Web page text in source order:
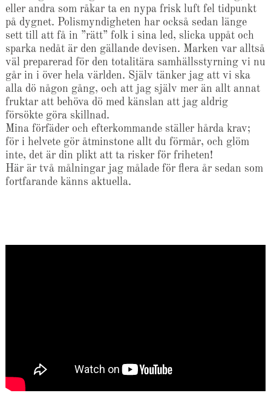
eller andra som råkar ta en nypa frisk luft fel tidpunkt
på dygnet. Polismyndigheten har också sedan länge
sett till att få in ”rätt” folk i sina led, slicka uppåt och
sparka nedåt är den gällande devisen. Marken var alltså
väl preparerad för den totalitära samhällsstyrning vi nu
går in i över hela världen. Själv tänker jag att vi ska
alla dö någon gång, och att jag själv mer än allt annat
fruktar att behöva dö med känslan att jag aldrig
försökte göra skillnad.
Mina förfäder och efterkommande ställer hårda krav;
för i helvete gör åtminstone allt du förmår, och glöm
inte, det är din plikt att ta risker för friheten!
Här är två målningar jag målade för flera år sedan som
fortfarande känns aktuella.